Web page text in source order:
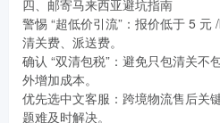
四、邮寄马来西亚避坑指南
警惕 “超低价引流”：报价低于 5
清关费、派送费。
确认 “双清包税”：避免只包清关不
外增加成本。
优先选中文客服：跨境物流售后关
题难及时解决。